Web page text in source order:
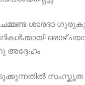
ശാരദാ
അദ്ദേഹം.
സംസ്കൃത